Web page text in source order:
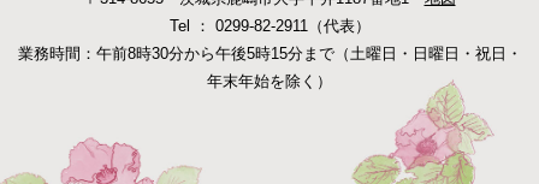
Tel ： 0299-82-2911（代表）
業務時間：午前8時30分から午後5時15分まで（土曜日・日曜日・祝日・
年末年始を除く）